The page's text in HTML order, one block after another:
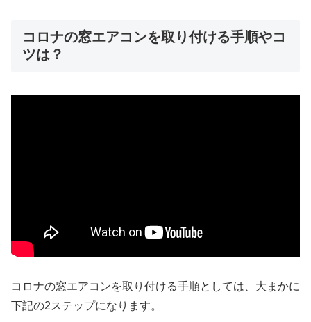
コロナの窓エアコンを取り付ける手順やコ
ツは？
コロナの窓エアコンを取り付ける手順としては、大まかに
下記の2ステップになります。